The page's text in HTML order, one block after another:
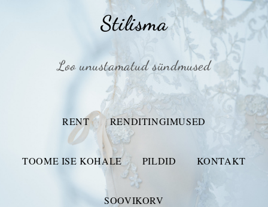
Stilisma
Loo unustamatud sündmused
RENT RENDITINGIMUSED
TOOME ISE KOHALE PILDID KONTAKT
SOOVIKORV